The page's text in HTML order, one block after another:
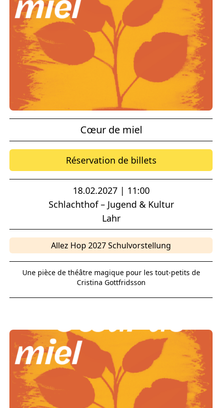
Cœur de miel
Réservation de billets
18.02.2027 | 11:00
Schlachthof – Jugend & Kultur
Lahr
Allez Hop 2027 Schulvorstellung
Une pièce de théâtre magique pour les tout-petits de
Cristina Gottfridsson